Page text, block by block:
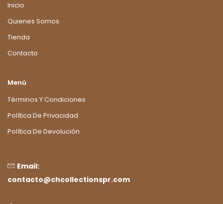
Inicio
Quienes Somos
Tienda
Contacto
Menú
Términos Y Condiciones
Política De Privacidad
Política De Devolución
Email:
contacto@chcollectionspr.com